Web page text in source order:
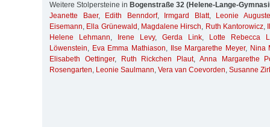
Weitere Stolpersteine in Bogenstraße 32 (Helene-Lange-
Jeanette Baer, Edith Benndorf, Irmgard Blatt,
Leonie
Eisemann, Ella Grünewald , Magdalene Hirsch, Ruth Kantorowicz,
Helene Lehmann, Irene Levy, Gerda Link,
Lotte Rebecca
Löwenstein, Eva Emma Mathiason, Ilse Margarethe Meyer, Nina
Elisabeth Oettinger, Ruth Rickchen Plaut, Anna Margarethe
Rosengarten, Leonie Saulmann, Vera van Coevorden, Susanne